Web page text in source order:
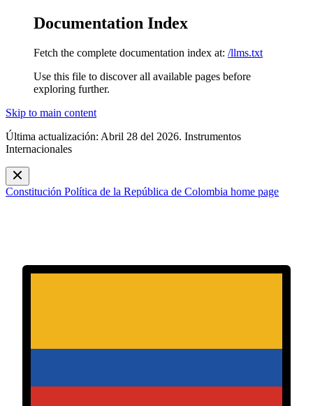
Documentation Index
Fetch the complete documentation index at: /llms.txt
Use this file to discover all available pages before
exploring further.
Skip to main content
Última actualización: Abril 28 del 2026. Instrumentos
Internacionales
Constitución Política de la República de Colombia home page